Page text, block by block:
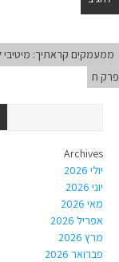
ממעמקים קראתיך: מיטיבי
פרק ח
Archives
יולי 2026
יוני 2026
מאי 2026
אפריל 2026
מרץ 2026
פברואר 2026